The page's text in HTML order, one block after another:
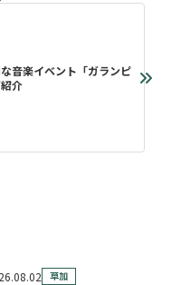
音楽イベント「ガランピ
介
草加